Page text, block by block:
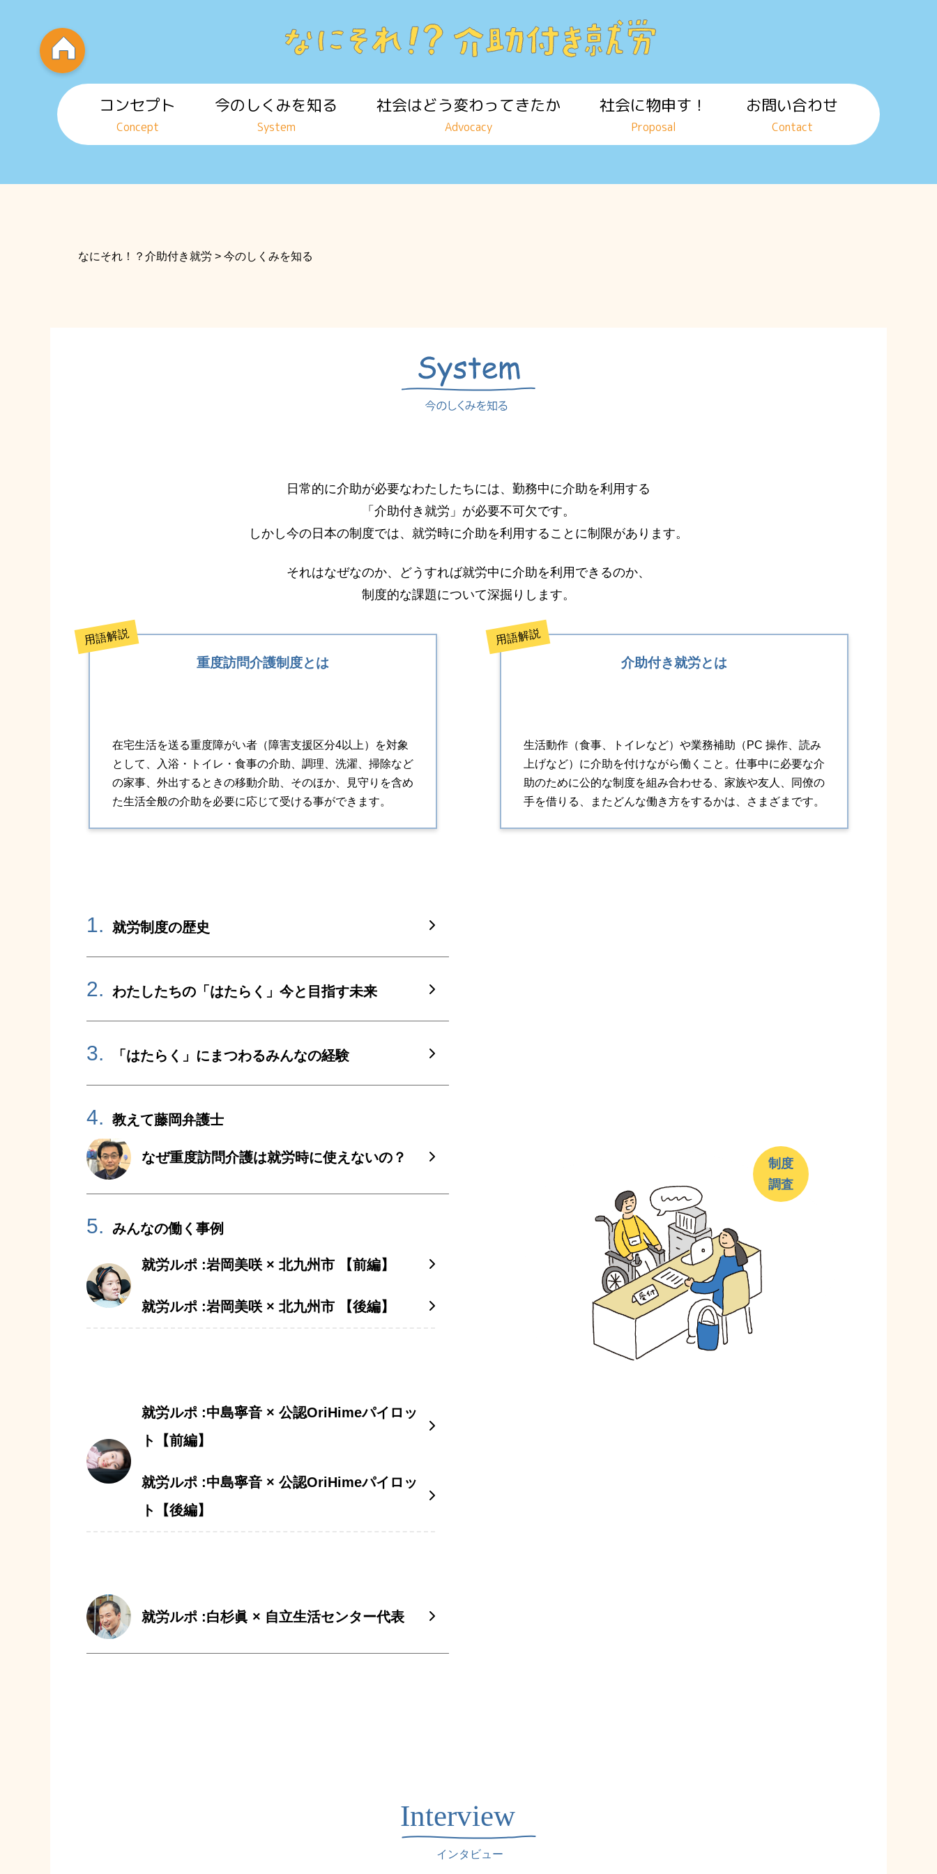
コンセプト
Concept
今のしくみを知る
System
社会はどう変わってきたか
Advocacy
社会に物申す！
Proposal
お問い合わせ
Contact
なにそれ！？介助付き就労 > 今のしくみを知る
日常的に介助が必要なわたしたちには、勤務中に介助を利用する
「介助付き就労」が必要不可欠です。
しかし今の日本の制度では、就労時に介助を利用することに制限があります。
それはなぜなのか、どうすれば就労中に介助を利用できるのか、
制度的な課題について深掘りします。
用語解説
重度訪問介護制度とは
在宅生活を送る重度障がい者（障害支援区分4以上）を対象
として、入浴・トイレ・食事の介助、調理、洗濯、掃除など
の家事、外出するときの移動介助、そのほか、見守りを含め
た生活全般の介助を必要に応じて受ける事ができます。
用語解説
介助付き就労とは
生活動作（食事、トイレなど）や業務補助（PC 操作、読み
上げなど）に介助を付けながら働くこと。仕事中に必要な介
助のために公的な制度を組み合わせる、家族や友人、同僚の
手を借りる、またどんな働き方をするかは、さまざまです。
1. 就労制度の歴史
2. わたしたちの「はたらく」今と目指す未来
3. 「はたらく」にまつわるみんなの経験
4. 教えて藤岡弁護士
なぜ重度訪問介護は就労時に使えないの？
5. みんなの働く事例
就労ルポ :岩岡美咲 × 北九州市 【前編】
就労ルポ :岩岡美咲 × 北九州市 【後編】
就労ルポ :中島寧音 × 公認OriHimeパイロッ
ト【前編】
就労ルポ :中島寧音 × 公認OriHimeパイロッ
ト【後編】
就労ルポ :白杉眞 × 自立生活センター代表
制度
調査